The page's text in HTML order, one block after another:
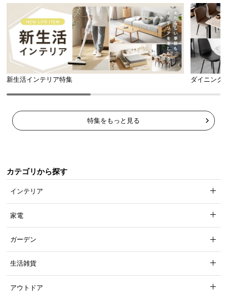
シンプルなデザインに映える美しい木目調。木の風
合いが感じられる表情豊かな仕上がりです。
生活感を隠す収納スペース
引き出し収納に扉付き収納と、雑貨や日用品をすっ
きり隠せる充実の収納スペースが備わっています。
新生活インテリア特集 ダイニング
特集をもっと見る
カテゴリから探す
インテリア
家電
ガーデン
生活雑貨
アウトドア